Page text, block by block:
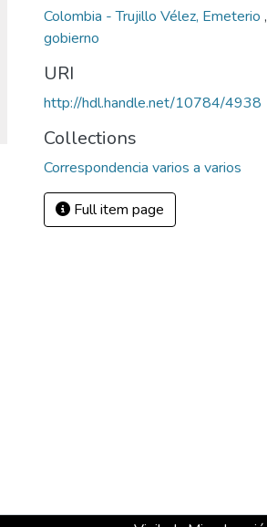
Colombia - Trujillo Vélez, Emeterio ,
gobierno
URI
http://hdl.handle.net/10784/4938
Collections
Correspondencia varios a varios
Full item page